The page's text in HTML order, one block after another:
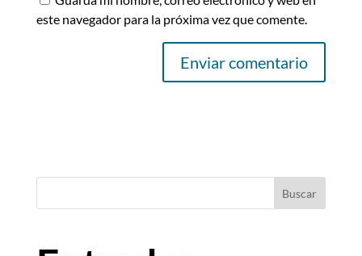
este navegador para la próxima vez que comente.
Buscar